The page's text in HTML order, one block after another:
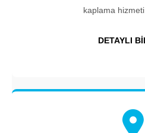
kaplama
DETAYLI